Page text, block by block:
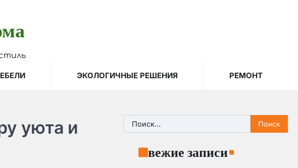
ЭКОЛОГИЧНЫЕ РЕШЕНИЯ РЕМОНТ
уюта и
Найти:
Свежие записи